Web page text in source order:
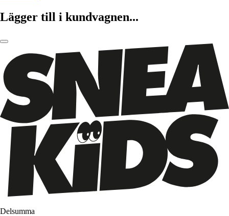
Lägger till i kundvagnen...
Delsumma